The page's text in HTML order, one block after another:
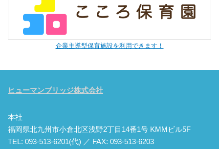
企業主導型保育施設を利用できます！
ヒューマンブリッジ株式会社
本社
福岡県北九州市小倉北区浅野2丁目14番1号 KMMビル5F
TEL: 093-513-6201(代) ／ FAX: 093-513-6203